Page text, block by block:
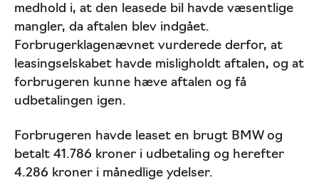
medhold i, at den leasede bil havde væsentlige
mangler, da aftalen blev indgået.
Forbrugerklagenævnet vurderede derfor, at
leasingselskabet havde misligholdt aftalen, og at
forbrugeren kunne hæve aftalen og få
udbetalingen igen.
Forbrugeren havde leaset en brugt BMW og
betalt 41.786 kroner i udbetaling og herefter
4.286 kroner i månedlige ydelser.